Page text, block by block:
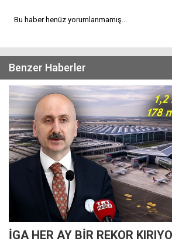
Bu haber henüz yorumlanmamış...
Benzer Haberler
İGA HER AY BİR REKOR